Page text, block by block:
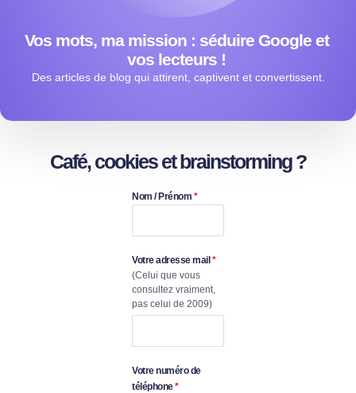
Vos mots, ma mission : séduire Google et
vos lecteurs !
Des articles de blog qui attirent, captivent et convertissent.
Café, cookies et brainstorming ?
Nom / Prénom *
Votre adresse mail*
(Celui que vous
consultez vraiment,
pas celui de 2009)
Votre numéro de
téléphone*